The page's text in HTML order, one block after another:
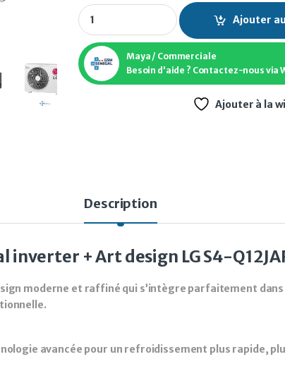
Climatiseur split dual inverter + Art design
Ajouter
Maya / Commerciale
Besoin d'aide ? Contactez-nous via
Ajouter à la
Description
+ Art design LG S4-
moderne et raffiné qui s’intègre parfaitement
avancée pour un refroidissement plus rapide,